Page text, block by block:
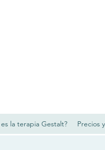
la terapia Gestalt? Precios